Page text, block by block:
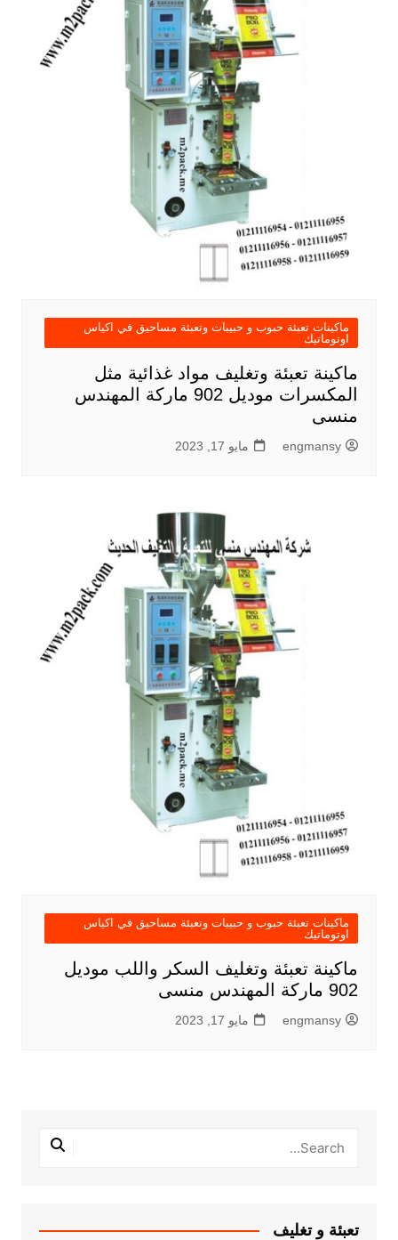
ماكينات تعبئة حبوب و حبيبات وتعبئة مساحيق في اكياس
اوتوماتيك
ماكينة تعبئة وتغليف مواد غذائية مثل
المكسرات موديل 902 ماركة المهندس
منسى
engmansy مايو 17, 2023
ماكينات تعبئة حبوب و حبيبات وتعبئة مساحيق في اكياس
اوتوماتيك
ماكينة تعبئة وتغليف السكر واللب موديل
902 ماركة المهندس منسى
engmansy مايو 17, 2023
تعبئة و تغليف